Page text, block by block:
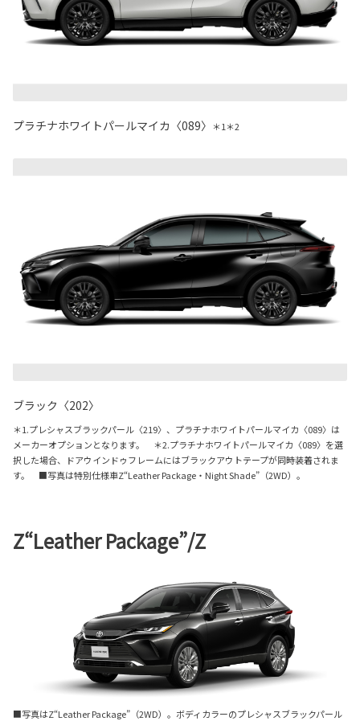
プラチナホワイトパールマイカ〈089〉 ＊1＊2
ブラック〈202〉
＊1.プレシャスブラックパール〈219〉、プラチナホワイトパールマイカ〈089〉は
メーカーオプションとなります。 ＊2.プラチナホワイトパールマイカ〈089〉を選
択した場合、ドアウインドゥフレームにはブラックアウトテープが同時装着されま
す。 ■写真は特別仕様車Z“Leather Package・Night Shade”（2WD）。
Z“Leather Package”/Z
■写真はZ“Leather Package”（2WD）。ボディカラーのプレシャスブラックパール